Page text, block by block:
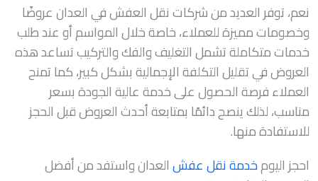
نعم، توفر العديد من شركات نقل العفش في العدان عروضًا
وخصومات مميزة للعملاء، خاصة خلال المواسم أو عند طلب
خدمات متكاملة تشمل التغليف والفك والتركيب تساعد هذه
العروض في تقليل التكلفة الإجمالية بشكل كبير، كما تمنح
العملاء فرصة الحصول على خدمة عالية الجودة بسعر
مناسب، لذلك ينصح دائمًا بمتابعة أحدث العروض قبل الحجز
للاستفادة منها.
احجز اليومخدمة نقل عفشالعدان واستفد من أفضل